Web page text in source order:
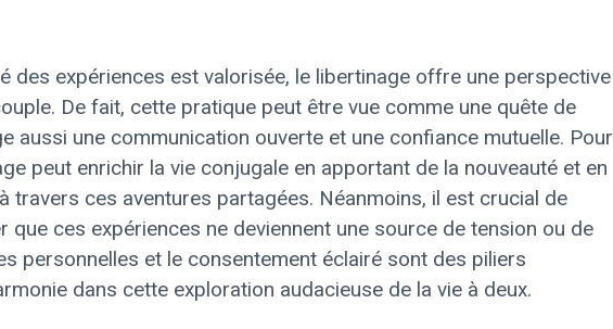
des expériences est valorisée, le libertinage offre une perspective
De fait, cette pratique peut être vue comme une quête de
aussi une communication ouverte et une confiance mutuelle. Pour
peut enrichir la vie conjugale en apportant de la nouveauté et en
ces aventures partagées. Néanmoins, il est crucial de
que ces expériences ne deviennent une source de tension ou de
personnelles et le consentement éclairé sont des piliers
dans cette exploration audacieuse de la vie à deux.